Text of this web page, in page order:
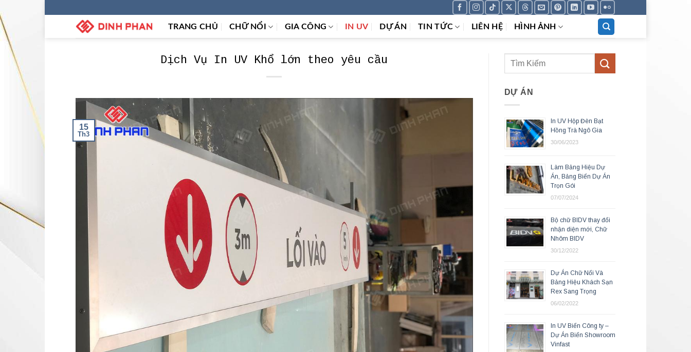
TRANG CHỦ CHỮ NỔI GIA CÔNG IN UV DỰ ÁN TIN TỨC LIÊN HỆ HÌNH ẢNH
Dịch Vụ In UV Khổ lớn theo yêu cầu
15
Th3
DỰ ÁN
In UV Hộp Đèn Bạt
Hồng Trà Ngô Gia
30/06/2023
Làm Bảng Hiệu Dự
Án, Bảng Biển Dự Án
Trọn Gói
07/07/2024
Bộ chữ BIDV thay đổi
nhận diện mới, Chữ
Nhôm BIDV
30/12/2022
Dự Án Chữ Nổi Và
Bảng Hiệu Khách Sạn
Rex Sang Trọng
06/02/2022
In UV Biển Công ty –
Dự Án Biển Showroom
Vinfast